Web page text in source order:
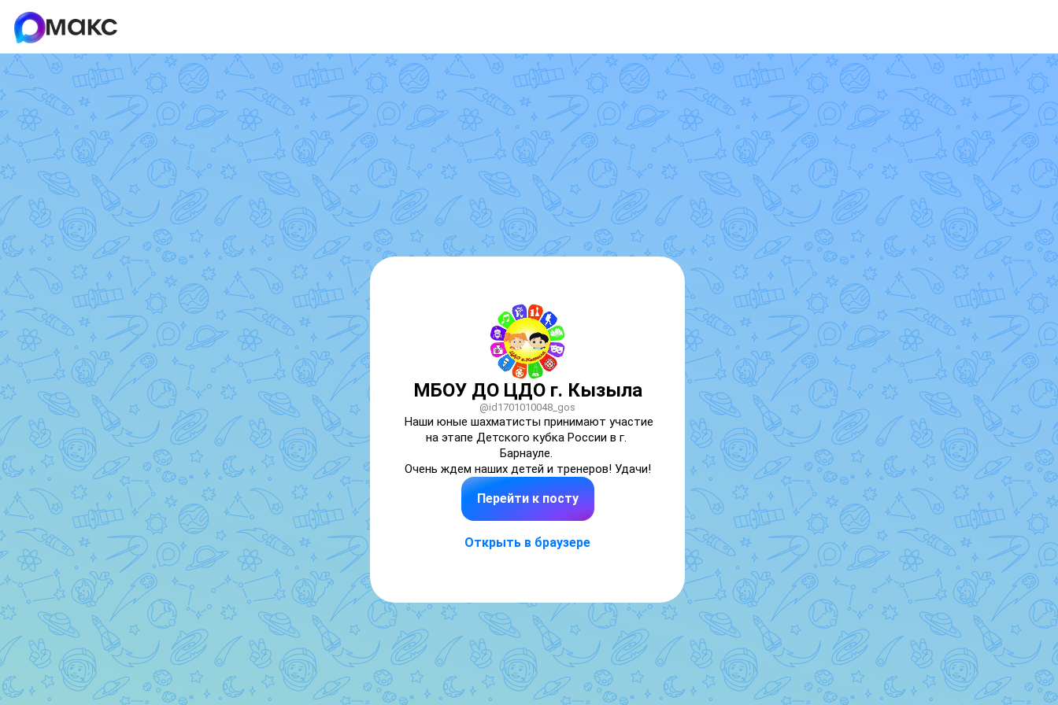
МБОУ ДО ЦДО г. Кызыла
@id1701010048_gos
Наши юные шахматисты принимают участие
на этапе Детского кубка России в г.
Барнауле.
Очень ждем наших детей и тренеров! Удачи!
Перейти к посту
Открыть в браузере